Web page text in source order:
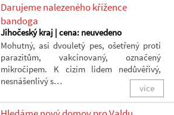
Darujeme nalezeného křížence
bandoga
Jihočeský kraj | cena: neuvedeno
Mohutný, asi dvouletý pes, ošetřený proti
parazitům, vakcinovaný, označený
mikročipem. K cizím lidem nedůvěřivý,
nesnášenlivý s…
více